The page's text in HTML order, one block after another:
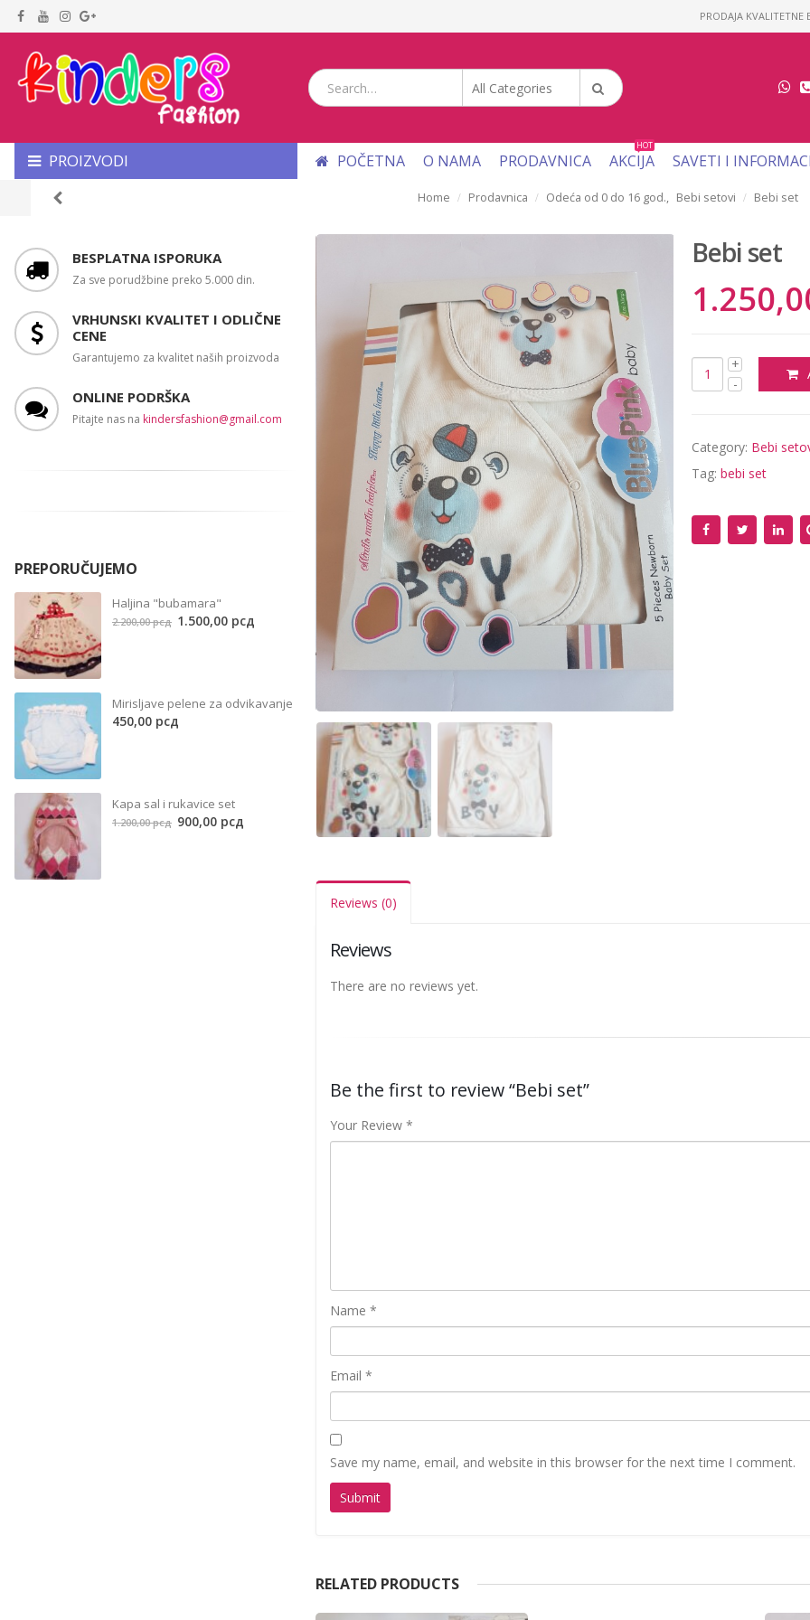
PRODAJA KVALITETNE
All Categories
PROIZVODI POČETNA O NAMA PRODAVNICA AKCIJA
HOT
SAVETI I
Home Prodavnica Odeća od 0 do 16 god., Bebi setovi Bebi set
Bebi set
Category: Bebi
Tag:bebi set
Reviews (0)
Reviews
There are no reviews yet.
Be the first to review “Bebi set”
Your Review *
Name *
Email *
Save my name, email, and website in this browser for the next time I comment.
RELATED PRODUCTS
BESPLATNA ISPORUKA
Za sve porudžbine preko 5.000 din.
VRHUNSKI KVALITET I ODLIČNE
CENE
Garantujemo za kvalitet naših proizvoda
ONLINE PODRŠKA
Pitajte nas na kindersfashion@gmail.com
PREPORUČUJEMO
Haljina "bubamara"
2.200,00рсд Original
1.500,00 рсд
Mirisljave pelene za odvikavanje
450,00 рсд
Kapa sal i rukavice set
1.200,00рсд Original
900,00 рсд